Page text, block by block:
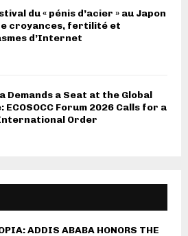
du « pénis d’acier » au Japon
croyances, fertilité et
d’Internet
Demands a Seat at the Global
ECOSOCC Forum 2026 Calls for a
Order
ADDIS ABABA HONORS THE